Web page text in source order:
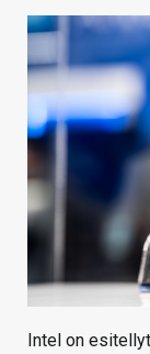
HAKU
Intel on